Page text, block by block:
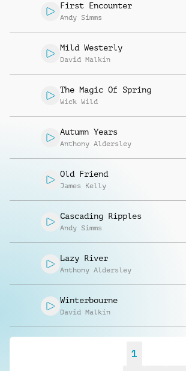
First Encounter
Andy Simms
Mild Westerly
David Malkin
The Magic Of Spring
Wick Wild
Autumn Years
Anthony Aldersley
Old Friend
James Kelly
Cascading Ripples
Andy Simms
Lazy River
Anthony Aldersley
Winterbourne
David Malkin
1